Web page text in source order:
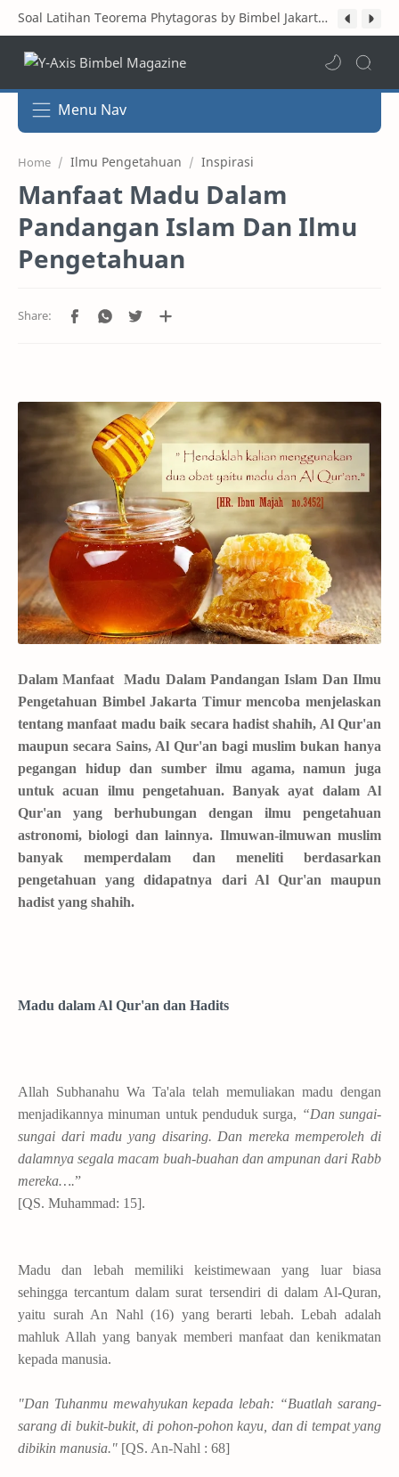
Soal Latihan Teorema Phytagoras by Bimbel Jakarta Timur
Menu Nav
Home Ilmu Pengetahuan Inspirasi
Manfaat Madu Dalam
Pandangan Islam Dan Ilmu
Pengetahuan
Dalam Manfaat Madu Dalam Pandangan Islam Dan Ilmu
Pengetahuan Bimbel Jakarta Timur mencoba menjelaskan
tentang manfaat madu baik secara hadist shahih, Al Qur'an
maupun secara Sains, Al Qur'an bagi muslim bukan hanya
pegangan hidup dan sumber ilmu agama, namun juga
untuk acuan ilmu pengetahuan. Banyak ayat dalam Al
Qur'an yang berhubungan dengan ilmu pengetahuan
astronomi, biologi dan lainnya. Ilmuwan-ilmuwan muslim
banyak memperdalam dan meneliti berdasarkan
pengetahuan yang didapatnya dari Al Qur'an maupun
hadist yang shahih.
Madu dalam Al Qur'an dan Hadits
Allah Subhanahu Wa Ta'ala telah memuliakan madu dengan
menjadikannya minuman untuk penduduk surga, “Dan sungai-
sungai dari madu yang disaring. Dan mereka memperoleh di
dalamnya segala macam buah-buahan dan ampunan dari Rabb
mereka….”
[QS. Muhammad: 15].
Madu dan lebah memiliki keistimewaan yang luar biasa
sehingga tercantum dalam surat tersendiri di dalam Al-Quran,
yaitu surah An Nahl (16) yang berarti lebah. Lebah adalah
mahluk Allah yang banyak memberi manfaat dan kenikmatan
kepada manusia.
"Dan Tuhanmu mewahyukan kepada lebah: “Buatlah sarang-
sarang di bukit-bukit, di pohon-pohon kayu, dan di tempat yang
dibikin manusia." [QS. An-Nahl : 68]